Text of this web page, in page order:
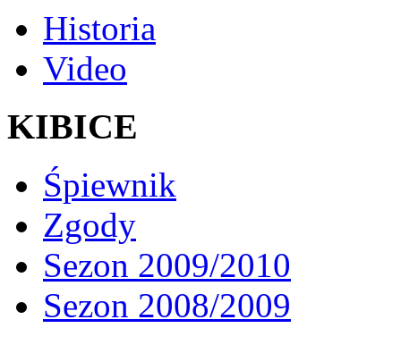
Historia
Video
KIBICE
Śpiewnik
Zgody
Sezon 2009/2010
Sezon 2008/2009